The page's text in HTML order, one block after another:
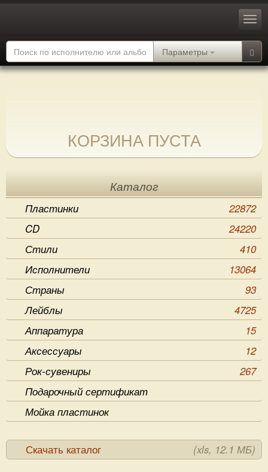
Параметры
КОРЗИНА ПУСТА
Каталог
Пластинки
22872
CD
24220
Стили
410
Исполнители
13064
Страны
93
Лейблы
4725
Аппаратура
15
Аксессуары
12
Рок-сувениры
267
Подарочный сертификат
Мойка пластинок
Скачать каталог (xls, 12.1 МБ)